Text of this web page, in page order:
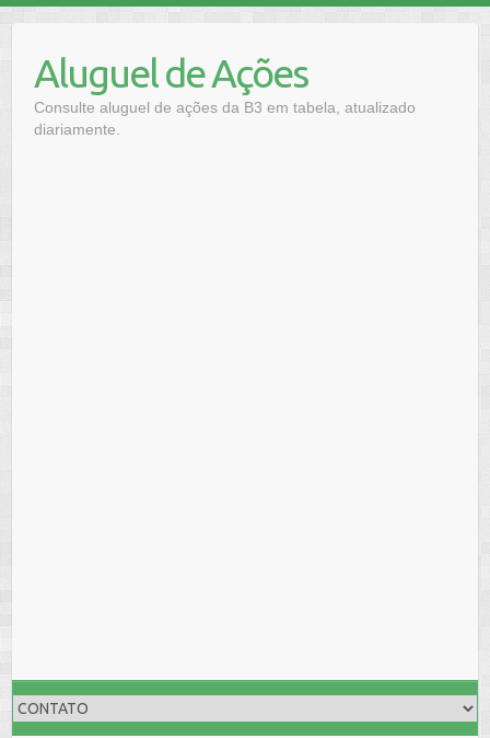
contentAluguel de Ações
Consulte aluguel de ações da B3 em tabela, atualizado
diariamente.